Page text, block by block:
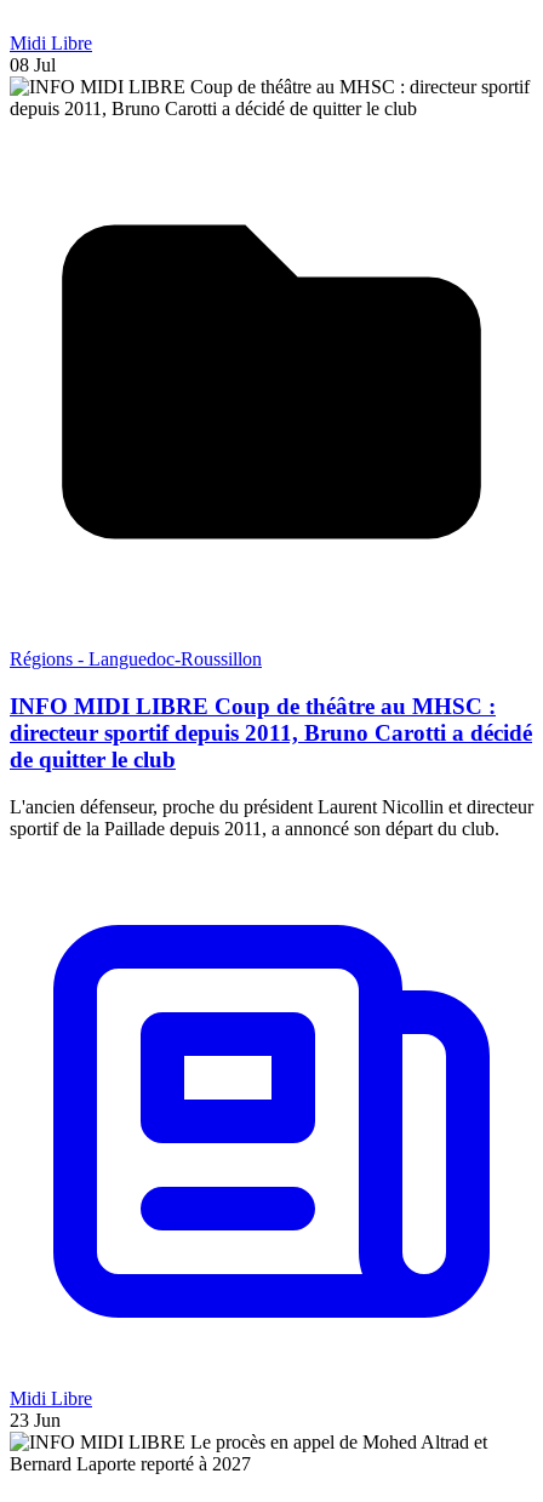
Midi Libre
08 Jul
Régions - Languedoc-Roussillon
INFO MIDI LIBRE Coup de théâtre au MHSC :
directeur sportif depuis 2011, Bruno Carotti a décidé
de quitter le club
L'ancien défenseur, proche du président Laurent Nicollin et directeur
sportif de la Paillade depuis 2011, a annoncé son départ du club.
Midi Libre
23 Jun